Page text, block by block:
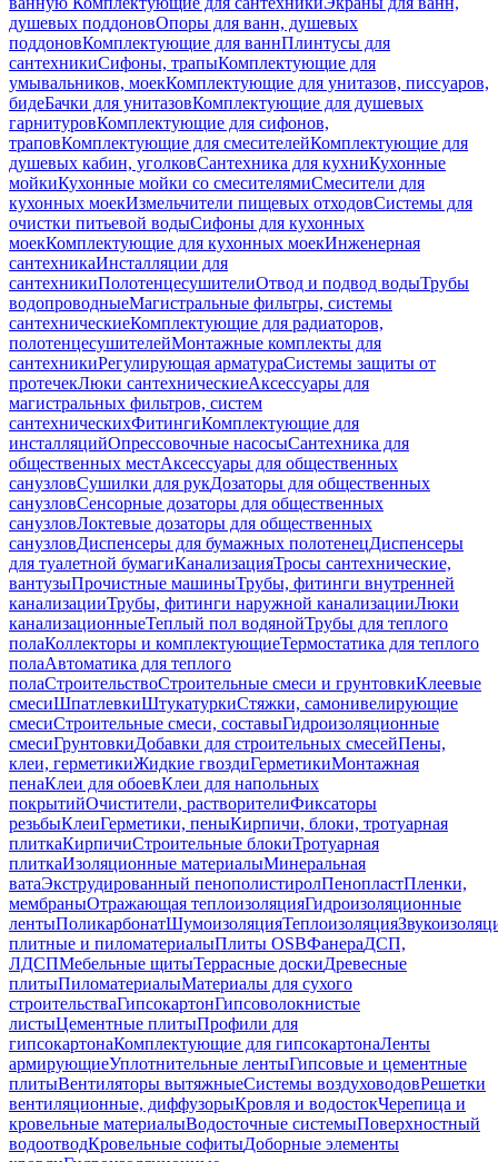
душевых поддоновОпоры для ванн, душевых
поддоновКомплектующие для ваннПлинтусы для
сантехникиСифоны, трапыКомплектующие для
умывальников, моекКомплектующие для унитазов, писсуаров,
бидеБачки для унитазовКомплектующие для душевых
гарнитуровКомплектующие для сифонов,
траповКомплектующие для смесителейКомплектующие для
душевых кабин, уголковСантехника для кухниКухонные
мойкиКухонные мойки со смесителямиСмесители для
кухонных моекИзмельчители пищевых отходовСистемы для
очистки питьевой водыСифоны для кухонных
моекКомплектующие для кухонных моекИнженерная
сантехникаИнсталляции для
сантехникиПолотенцесушителиОтвод и подвод водыТрубы
водопроводныеМагистральные фильтры, системы
сантехническиеКомплектующие для радиаторов,
полотенцесушителейМонтажные комплекты для
сантехникиРегулирующая арматураСистемы защиты от
протечекЛюки сантехническиеАксессуары для
магистральных фильтров, систем
сантехническихФитингиКомплектующие для
инсталляцийОпрессовочные насосыСантехника для
общественных местАксессуары для общественных
санузловСушилки для рукДозаторы для общественных
санузловСенсорные дозаторы для общественных
санузловЛоктевые дозаторы для общественных
санузловДиспенсеры для бумажных полотенецДиспенсеры
для туалетной бумагиКанализацияТросы сантехнические,
вантузыПрочистные машиныТрубы, фитинги внутренней
канализацииТрубы, фитинги наружной канализацииЛюки
канализационныеТеплый пол водянойТрубы для теплого
полаКоллекторы и комплектующиеТермостатика для теплого
полаАвтоматика для теплого
полаСтроительствоСтроительные смеси и грунтовкиКлеевые
смесиШпатлевкиШтукатуркиСтяжки, самонивелирующие
смесиСтроительные смеси, составыГидроизоляционные
смесиГрунтовкиДобавки для строительных смесейПены,
клеи, герметикиЖидкие гвоздиГерметикиМонтажная
пенаКлеи для обоевКлеи для напольных
покрытийОчистители, растворителиФиксаторы
резьбыКлеиГерметики, пеныКирпичи, блоки, тротуарная
плиткаКирпичиСтроительные блокиТротуарная
плиткаИзоляционные материалыМинеральная
ватаЭкструдированный пенополистиролПенопластПленки,
мембраныОтражающая теплоизоляцияГидроизоляционные
лентыПоликарбонатШумоизоляцияТеплоизоляция
плитные и пиломатериалыПлиты OSBФанераДСП,
ЛДСПМебельные щитыТеррасные доскиДревесные
плитыПиломатериалыМатериалы для сухого
строительстваГипсокартонГипсоволокнистые
листыЦементные плитыПрофили для
гипсокартонаКомплектующие для гипсокартонаЛенты
армирующиеУплотнительные лентыГипсовые и цементные
плитыВентиляторы вытяжныеСистемы воздуховодовРешетки
вентиляционные, диффузорыКровля и водостокЧерепица и
кровельные материалыВодосточные системыПоверхностный
водоотводКровельные софитыДоборные элементы